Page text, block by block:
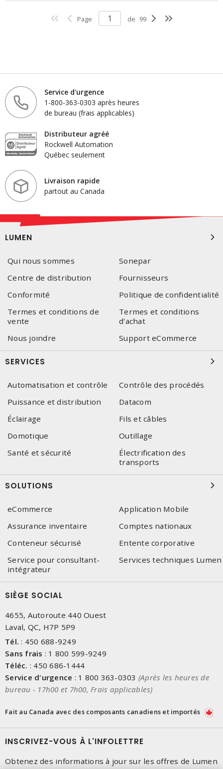
Page de 99
Service d'urgence
1-800-363-0303 après heures
de bureau (frais applicables)
Distributeur agréé
Rockwell Automation
Québec seulement
Livraison rapide
partout au Canada
LUMEN
Qui nous sommes
Sonepar
Centre de distribution
Fournisseurs
Conformité
Politique de confidentialité
Termes et conditions de
vente
Termes et conditions
d'achat
Nous joindre
Support eCommerce
SERVICES
Automatisation et contrôle
Contrôle des procédés
Puissance et distribution
Datacom
Éclairage
Fils et câbles
Domotique
Outillage
Santé et sécurité
Électrification des
transports
SOLUTIONS
eCommerce
Application Mobile
Assurance inventaire
Comptes nationaux
Conteneur sécurisé
Entente corporative
Service pour consultant-
intégrateur
Services techniques Lumen
SIÈGE SOCIAL
4655, Autoroute 440 Ouest
Laval, QC, H7P 5P9
Tél. : 450 688-9249
Sans frais : 1 800 599-9249
Téléc. : 450 686-1444
Service d'urgence : 1 800 363-0303 (Après les heures de
bureau - 17h00 et 7h00, Frais applicables)
Fait au Canada avec des composants canadiens et importés
INSCRIVEZ-VOUS À L'INFOLETTRE
Obtenez des informations à jour sur les offres de Lumen